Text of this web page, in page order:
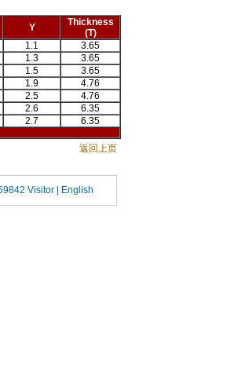
Y
Thickness
(T)
1.1
3.65
1.3
3.65
1.5
3.65
1.9
4.76
2.5
4.76
2.6
6.35
2.7 6.35
返回上页
Visitor | English